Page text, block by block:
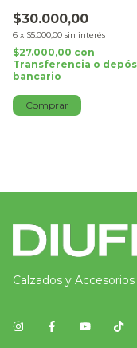
$30.000,00
6 x $5.000,00 sin interés
$27.000,00 con
Transferencia o
bancario
Comprar
Calzados y